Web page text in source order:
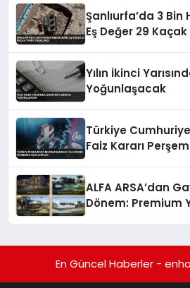
Şanlıurfa’da 3
Eş Değer 29
Yılın İkinci
Yoğunlaşacak
Türkiye
Faiz Kararı
ALFA ARSA’dan
Dönem: Premium
En Güncel Haberler -